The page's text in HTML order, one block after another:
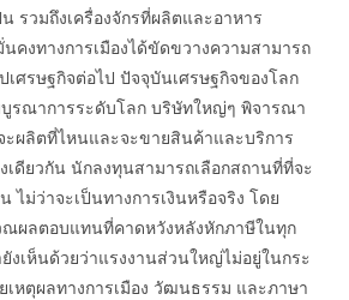
รวมถึงเครื่องจักรที่ผลิตและอาหาร
คงทางการเมืองได้ขัดขวางความสามารถ
ศรษฐกิจต่อไป ปัจจุบันเศรษฐกิจของโลก
รณาการระดับโลก บริษัทใหญ่ๆ พิจารณา
ะผลิตที่ไหนและจะขายสินค้าและบริการ
ดียวกัน นักลงทุนสามารถเลือกสถานที่ที่จะ
ไม่ว่าจะเป็นทางการเงินหรือจริง โดย
ผลตอบแทนที่คาดหวังหลังหักภาษีในทุก
งเห็นด้วยว่าแรงงานส่วนใหญ่ไม่อยู่ในกระ
หตุผลทางการเมือง วัฒนธรรม และภาษา